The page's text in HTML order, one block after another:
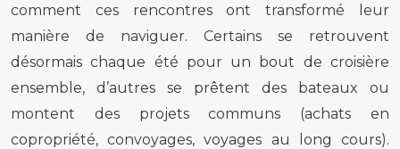
comment ces rencontres ont transformé leur
manière de naviguer. Certains se retrouvent
désormais chaque été pour un bout de croisière
ensemble, d’autres se prêtent des bateaux ou
montent des projets communs (achats en
copropriété, convoyages, voyages au long cours).